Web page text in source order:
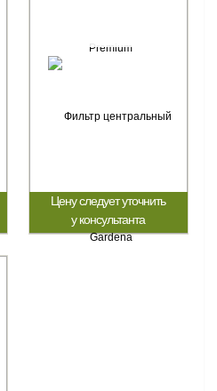
Цену следует уточнить
у консультанта